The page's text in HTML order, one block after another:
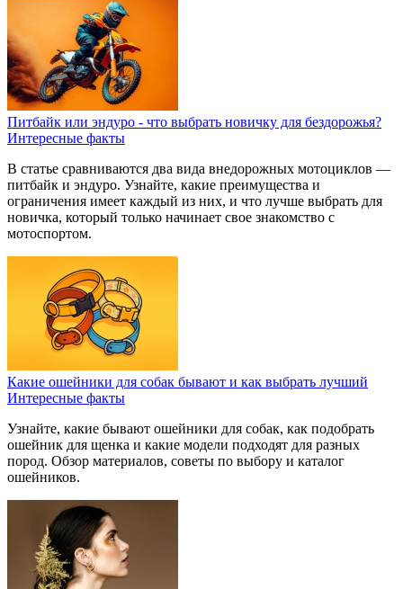
Питбайк или эндуро - что выбрать новичку для бездорожья?
Интересные факты
В статье сравниваются два вида внедорожных мотоциклов —
питбайк и эндуро. Узнайте, какие преимущества и
ограничения имеет каждый из них, и что лучше выбрать для
новичка, который только начинает свое знакомство с
мотоспортом.
Какие ошейники для собак бывают и как выбрать лучший
Интересные факты
Узнайте, какие бывают ошейники для собак, как подобрать
ошейник для щенка и какие модели подходят для разных
пород. Обзор материалов, советы по выбору и каталог
ошейников.